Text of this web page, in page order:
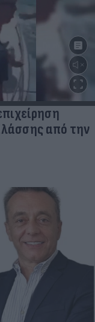
από την